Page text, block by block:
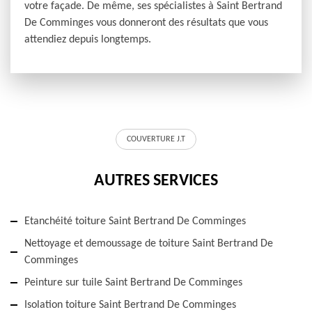
votre façade. De même, ses spécialistes à Saint Bertrand
De Comminges vous donneront des résultats que vous
attendiez depuis longtemps.
COUVERTURE J.T
AUTRES SERVICES
Etanchéité toiture Saint Bertrand De Comminges
Nettoyage et demoussage de toiture Saint Bertrand De
Comminges
Peinture sur tuile Saint Bertrand De Comminges
Isolation toiture Saint Bertrand De Comminges